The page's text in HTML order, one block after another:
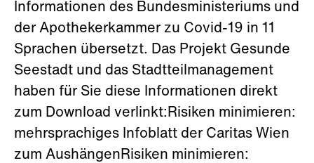
Informationen des Bundesministeriums und
der Apothekerkammer zu Covid-19 in 11
Sprachen übersetzt. Das Projekt Gesunde
Seestadt und das Stadtteilmanagement
haben für Sie diese Informationen direkt
zum Download verlinkt:Risiken minimieren:
mehrsprachiges Infoblatt der Caritas Wien
zum AushängenRisiken minimieren: